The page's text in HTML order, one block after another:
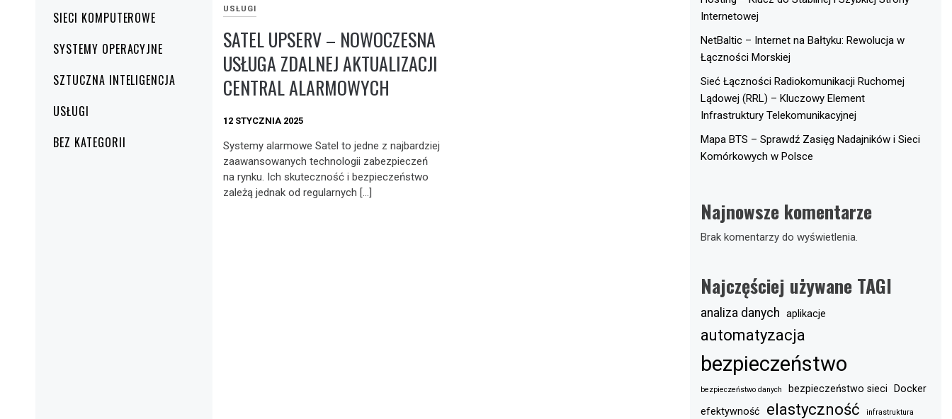
SIECI KOMPUTEROWE
SYSTEMY OPERACYJNE
SZTUCZNA INTELIGENCJA
USŁUGI
BEZ KATEGORII
USŁUGI
SATEL UPSERV – NOWOCZESNA
USŁUGA ZDALNEJ AKTUALIZACJI
CENTRAL ALARMOWYCH
12 STYCZNIA 2025
Systemy alarmowe Satel to jedne z najbardziej
zaawansowanych technologii zabezpieczeń
na rynku. Ich skuteczność i bezpieczeństwo
zależą jednak od regularnych […]
Internetowej
NetBaltic – Internet na Bałtyku: Rewolucja w
Łączności Morskiej
Sieć Łączności Radiokomunikacji Ruchomej
Lądowej (RRL) – Kluczowy Element
Infrastruktury Telekomunikacyjnej
Mapa BTS – Sprawdź Zasięg Nadajników i Sieci
Komórkowych w Polsce
Najnowsze komentarze
Brak komentarzy do wyświetlenia.
Najczęściej używane TAGI
analiza danych aplikacje
automatyzacja
bezpieczeństwo
bezpieczeństwo danych bezpieczeństwo sieci
Docker
efektywność
elastyczność infrastruktura